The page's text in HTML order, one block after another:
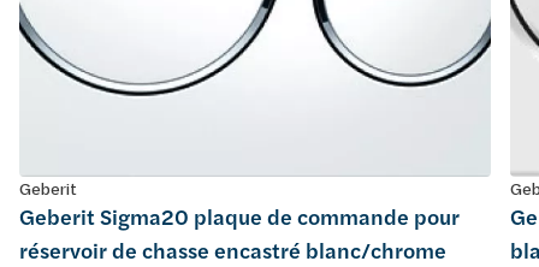
Geberit
Geberit Sigma20 plaque de commande pour
réservoir de chasse encastré blanc/chrome